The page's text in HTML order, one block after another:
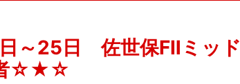
25日 佐世保FⅡミッド
☆★☆